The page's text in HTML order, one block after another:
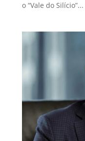
o “Vale do Silício”...